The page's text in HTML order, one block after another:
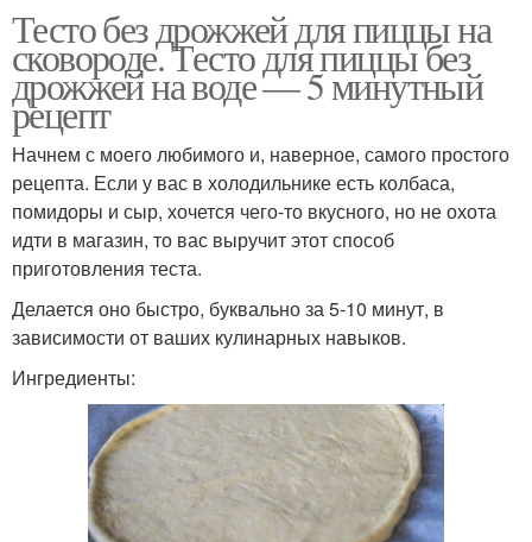
Тесто без дрожжей для пиццы на
сковороде. Тесто для пиццы без
дрожжей на воде — 5 минутный
рецепт
Начнем с моего любимого и, наверное, самого простого
рецепта. Если у вас в холодильнике есть колбаса,
помидоры и сыр, хочется чего-то вкусного, но не охота
идти в магазин, то вас выручит этот способ
приготовления теста.
Делается оно быстро, буквально за 5-10 минут, в
зависимости от ваших кулинарных навыков.
Ингредиенты: